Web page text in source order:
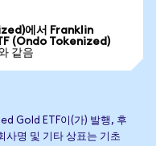
에서 Franklin
(Ondo Tokenized)
같음
Gold ETF이(가) 발행, 후
사명 및 기타 상표는 기초